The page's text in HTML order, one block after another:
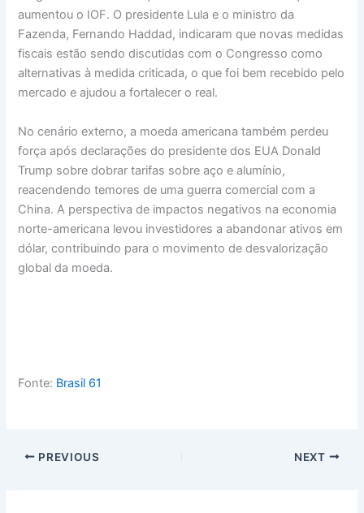
aumentou o IOF. O presidente Lula e o ministro da
Fazenda, Fernando Haddad, indicaram que novas medidas
fiscais estão sendo discutidas com o Congresso como
alternativas à medida criticada, o que foi bem recebido pelo
mercado e ajudou a fortalecer o real.
No cenário externo, a moeda americana também perdeu
força após declarações do presidente dos EUA Donald
Trump sobre dobrar tarifas sobre aço e alumínio,
reacendendo temores de uma guerra comercial com a
China. A perspectiva de impactos negativos na economia
norte-americana levou investidores a abandonar ativos em
dólar, contribuindo para o movimento de desvalorização
global da moeda.
Fonte: Brasil 61
PREVIOUS NEXT